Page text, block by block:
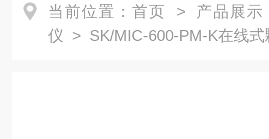
当前位置： 首页 > 产品展示
仪 > SK/MIC-600-PM-K在线